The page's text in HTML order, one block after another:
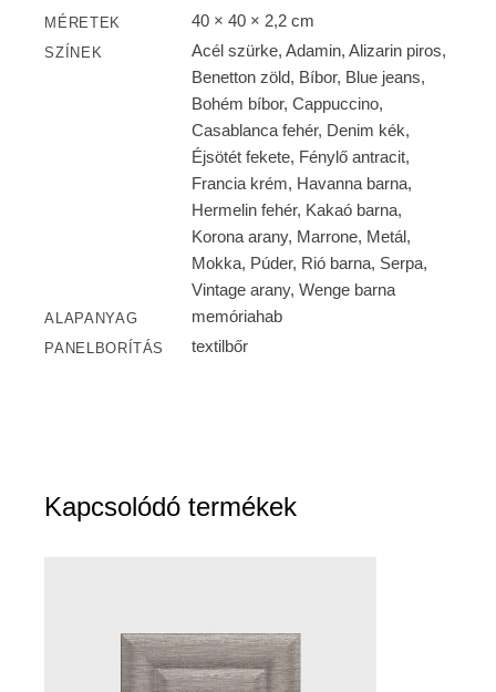
MÉRETEK 40 × 40 × 2,2 cm
SZÍNEK
Acél szürke, Adamin, Alizarin piros,
Benetton zöld, Bíbor, Blue jeans,
Bohém bíbor, Cappuccino,
Casablanca fehér, Denim kék,
Éjsötét fekete, Fénylő antracit,
Francia krém, Havanna barna,
Hermelin fehér, Kakaó barna,
Korona arany, Marrone, Metál,
Mokka, Púder, Rió barna, Serpa,
Vintage arany, Wenge barna
ALAPANYAG memóriahab
PANELBORÍTÁS textilbőr
Kapcsolódó termékek